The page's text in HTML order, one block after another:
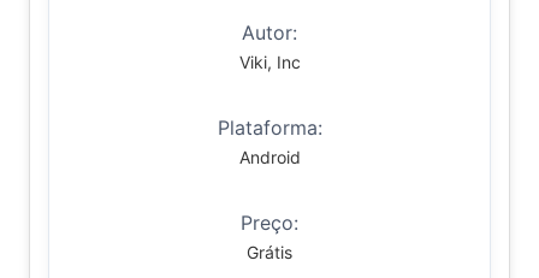
Autor:
Viki, Inc
Plataforma:
Android
Preço:
Grátis